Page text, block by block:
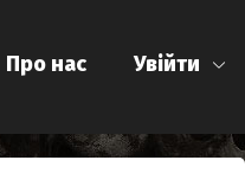
Увійти
Про нас